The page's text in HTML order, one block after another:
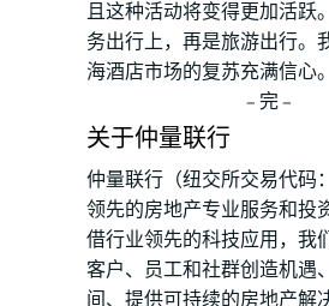
且这种活动将变得更加活跃
务出行上，再是旅游出行。
海酒店市场的复苏充满信心
– 完 –
关于仲量联行
仲量联行（纽交所交易代码
领先的房地产专业服务和投
借行业领先的科技应用，我
客户、员工和社群创造机遇
间、提供可持续的房地产解